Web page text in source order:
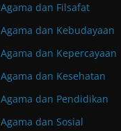
Agama dan Filsafat
Agama dan Kebudayaan
Agama dan Kepercayaan
Agama dan Kesehatan
Agama dan Pendidikan
Agama dan Sosial